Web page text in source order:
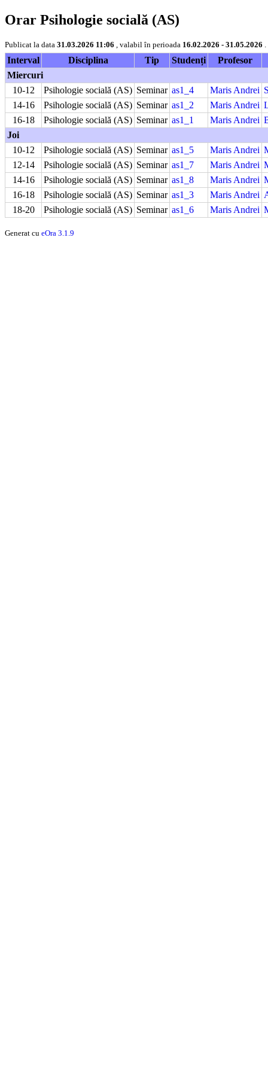
Orar Psihologie socială (AS)
Publicat la data 31.03.2026 11:06 , valabil în perioada 16.02.2026 - 31.05.2026
Interval Disciplina Tip Studenți
Profesor
Miercuri
10-12
Psihologie socială (AS) Seminar as1_4 Maris Andrei
14-16
Psihologie socială (AS) Seminar as1_2 Maris Andrei
16-18
Psihologie socială (AS) Seminar as1_1 Maris Andrei
Joi
10-12
Psihologie socială (AS) Seminar as1_5 Maris Andrei
12-14
Psihologie socială (AS) Seminar as1_7 Maris Andrei
14-16
Psihologie socială (AS) Seminar as1_8 Maris Andrei
16-18
Psihologie socială (AS) Seminar as1_3 Maris Andrei
18-20
Psihologie socială (AS) Seminar as1_6 Maris Andrei
Generat cu eOra 3.1.9